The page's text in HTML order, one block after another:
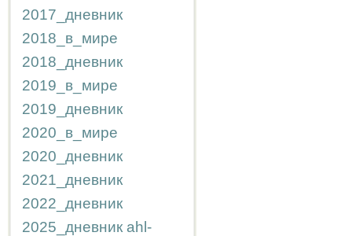
2017_дневник
2018_в_мире
2018_дневник
2019_в_мире
2019_дневник
2020_в_мире
2020_дневник
2021_дневник
2022_дневник
2025_дневник ahl-